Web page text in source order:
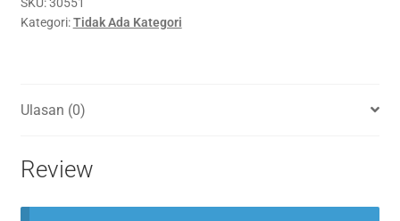
Kategori:Tidak Ada Kategori
Ulasan (0)
Review